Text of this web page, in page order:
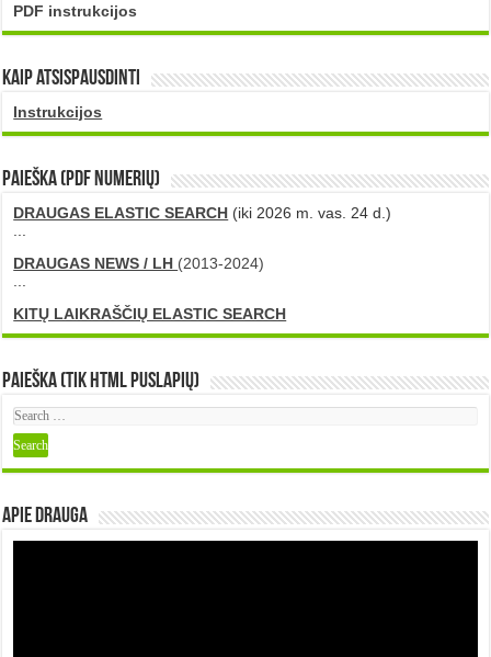
PDF instrukcijos
Kaip atsispausdinti
Instrukcijos
PAIEŠKA (PDF numerių)
DRAUGAS ELASTIC SEARCH (iki 2026 m. vas. 24 d.)
DRAUGAS NEWS / LH (2013-2024)
KITŲ LAIKRAŠČIŲ ELASTIC SEARCH
Paieška (tik HTML puslapių)
Apie DRAUGA